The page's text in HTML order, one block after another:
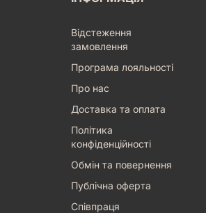
Відстеження
замовлення
Програма лояльності
Про нас
Доставка та оплата
Політика
конфіденційності
Обмін та повернення
Публічна оферта
Співпраця